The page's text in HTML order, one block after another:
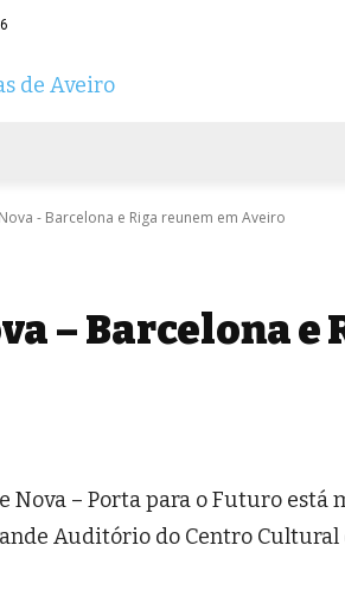
- Barcelona e Riga reunem em Aveiro
– Barcelona e
Nova – Porta para o Futuro está
Auditório do Centro Cultural